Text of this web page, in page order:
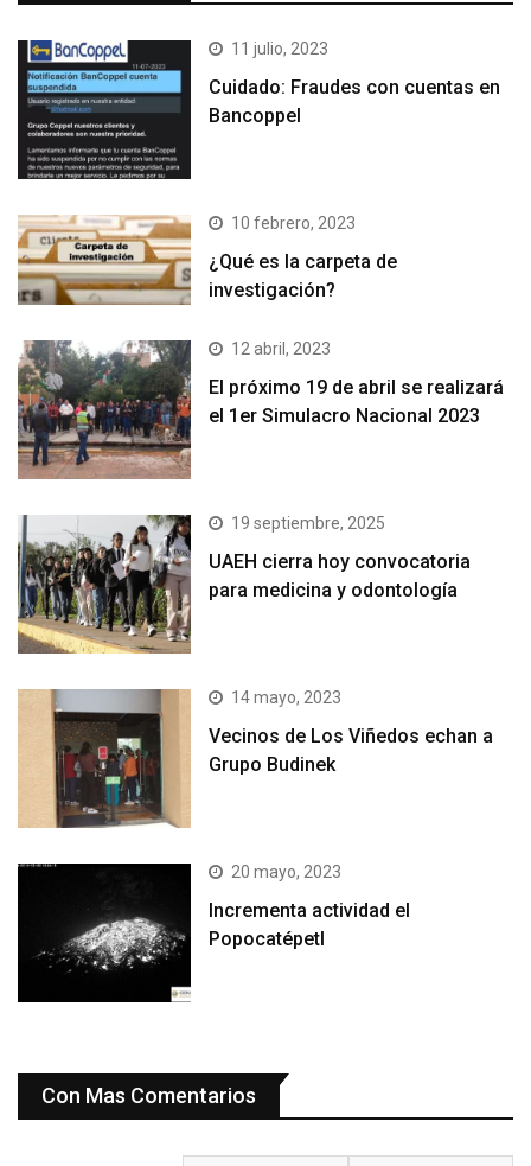
11 julio, 2023
Cuidado: Fraudes con cuentas en
Bancoppel
10 febrero, 2023
¿Qué es la carpeta de
investigación?
12 abril, 2023
El próximo 19 de abril se realizará
el 1er Simulacro Nacional 2023
19 septiembre, 2025
UAEH cierra hoy convocatoria
para medicina y odontología
14 mayo, 2023
Vecinos de Los Viñedos echan a
Grupo Budinek
20 mayo, 2023
Incrementa actividad el
Popocatépetl
Con Mas Comentarios